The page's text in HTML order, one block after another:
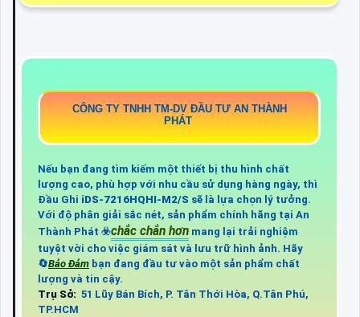
CÔNG TY TNHH TM-DV ĐẦU TƯ AN THÀNH
PHÁT
Nếu bạn đang tìm kiếm một thiết bị thu hình chất
lượng cao, phù hợp với nhu cầu sử dụng hàng ngày, thì
Đầu Ghi iDS-7216HQHI-M2/S sẽ là lựa chọn lý tưởng.
Với độ phân giải sắc nét, sản phẩm chính hãng tại An
Thành Phát ☣️chắc chắn hơn mang lại trải nghiệm
tuyệt vời cho việc giám sát và lưu trữ hình ảnh. Hãy
🔄Bảo Đảm bạn đang đầu tư vào một sản phẩm chất
lượng và tin cậy.
Trụ Sở: 51 Lũy Bán Bích, P. Tân Thới Hòa, Q.Tân Phú,
TP.HCM